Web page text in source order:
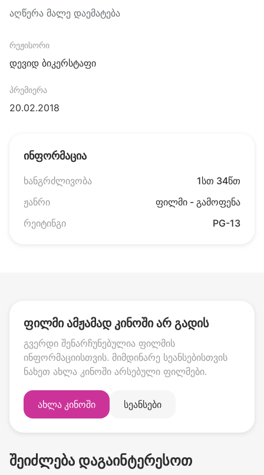
აღწერა მალე დაემატება
რეჟისორი
დევიდ ბიკერსტაფი
პრემიერა
20.02.2018
ინფორმაცია
ხანგრძლივობა
1სთ 34წთ
ჟანრი
ფილმი - გამოფენა
რეიტინგი
PG-13
ფილმი ამჟამად კინოში არ გადის
გვერდი შენარჩუნებულია ფილმის
ინფორმაციისთვის. მიმდინარე სეანსებისთვის
ნახეთ ახლა კინოში არსებული ფილმები.
ახლა კინოში სეანსები
შეიძლება დაგაინტერესოთ